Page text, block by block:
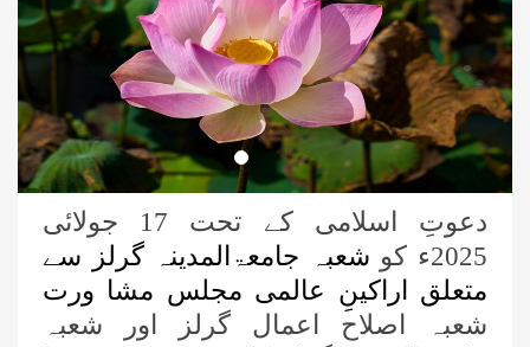
دعوتِ اسلامی کے تحت 17 جولائی
2025ء کو
شعبہ جامعۃالمدینہ گرلز سے
متعلق اراکینِ عالمی مجلس مشا ورت
شعبہ اصلاح اعمال گرلز اور شعبہ